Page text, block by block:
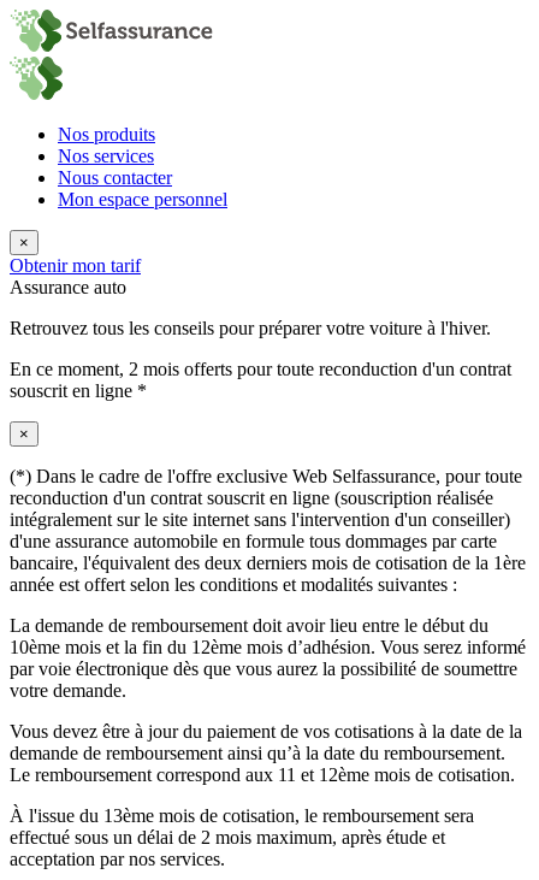
Nos produits
Nos services
Nous contacter
Mon espace personnel
×
Obtenir mon tarif
Assurance auto
Retrouvez tous les conseils pour préparer votre voiture à l'hiver.
En ce moment, 2 mois offerts pour toute reconduction d'un contrat
souscrit en ligne *
×
(*) Dans le cadre de l'offre exclusive Web Selfassurance, pour toute
reconduction d'un contrat souscrit en ligne (souscription réalisée
intégralement sur le site internet sans l'intervention d'un conseiller)
d'une assurance automobile en formule tous dommages par carte
bancaire, l'équivalent des deux derniers mois de cotisation de la 1ère
année est offert selon les conditions et modalités suivantes :
La demande de remboursement doit avoir lieu entre le début du
10ème mois et la fin du 12ème mois d’adhésion. Vous serez informé
par voie électronique dès que vous aurez la possibilité de soumettre
votre demande.
Vous devez être à jour du paiement de vos cotisations à la date de la
demande de remboursement ainsi qu’à la date du remboursement.
Le remboursement correspond aux 11 et 12ème mois de cotisation.
À l'issue du 13ème mois de cotisation, le remboursement sera
effectué sous un délai de 2 mois maximum, après étude et
acceptation par nos services.